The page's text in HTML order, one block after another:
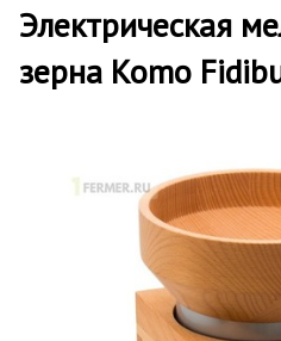
Электрическая
зерна Komo